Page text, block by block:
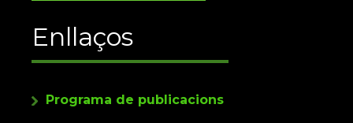
Enllaços
Programa de publicacions